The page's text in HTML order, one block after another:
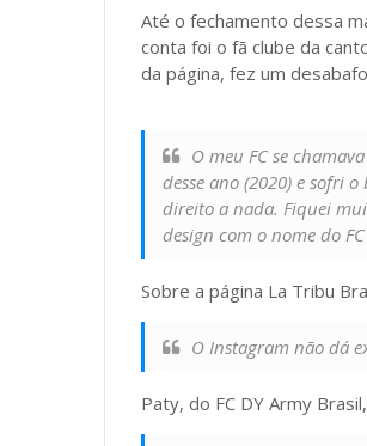
Até o fechamento dessa
conta foi o fã clube da
da página, fez um
O meu FC se
desse ano (2020) e sofri
direito a nada. Fiquei
design com o nome do
Sobre a página La Tribu
O Instagram não dá
Paty, do FC DY Army